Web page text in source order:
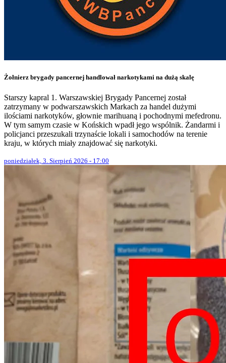
Żołnierz brygady pancernej handlował narkotykami na dużą skalę
Starszy kapral 1. Warszawskiej Brygady Pancernej został
zatrzymany w podwarszawskich Markach za handel dużymi
ilościami narkotyków, głownie marihuaną i pochodnymi mefedronu.
W tym samym czasie w Końskich wpadł jego wspólnik. Żandarmi i
policjanci przeszukali trzynaście lokali i samochodów na terenie
kraju, w których miały znajdować się narkotyki.
poniedziałek, 3. Sierpień 2026 - 17:00